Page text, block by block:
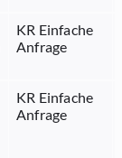
KR Einfache
Anfrage
KR Einfache
Anfrage